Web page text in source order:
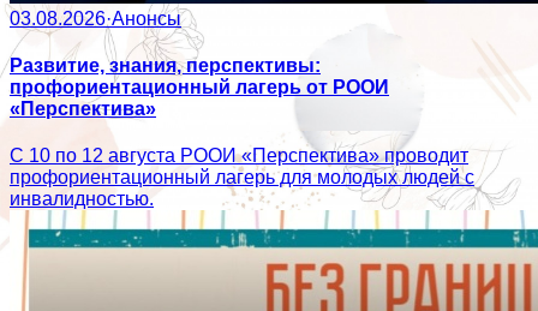
03.08.2026·Анонсы
Развитие, знания, перспективы:
профориентационный лагерь от РООИ
«Перспектива»
С 10 по 12 августа РООИ «Перспектива» проводит
профориентационный лагерь для молодых людей с
инвалидностью.